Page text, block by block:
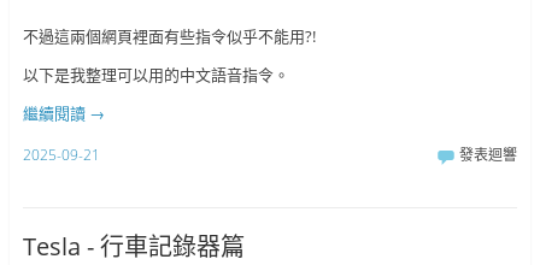
不過這兩個網頁裡面有些指令似乎不能用?!
以下是我整理可以用的中文語音指令。
繼續閱讀 →
2025-09-21 發表迴響
Tesla - 行車記錄器篇